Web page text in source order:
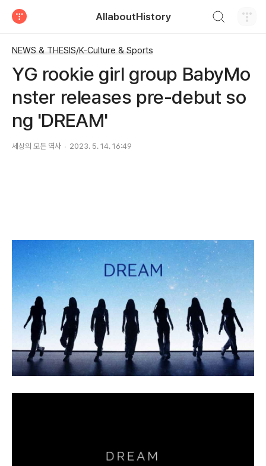
AllaboutHistory
NEWS & THESIS/K-Culture & Sports
YG rookie girl group BabyMo
nster releases pre-debut so
ng 'DREAM'
세상의 모든 역사 2023. 5. 14. 16:49